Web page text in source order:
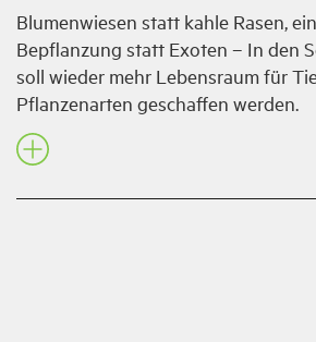
Blumenwiesen statt kahle Rasen,
Bepflanzung statt Exoten – In den
soll wieder mehr Lebensraum für
Pflanzenarten geschaffen werden.